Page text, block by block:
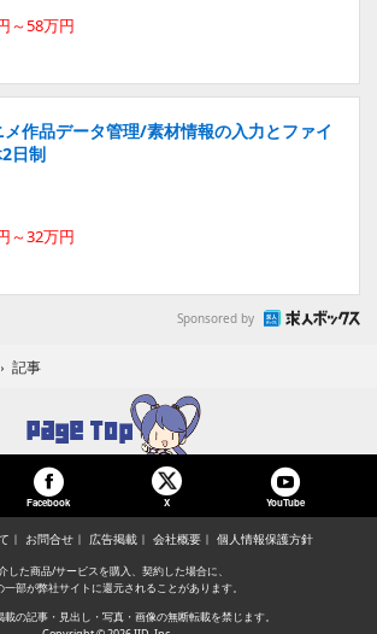
～58万円
作品データ管理/素材情報の入力とファイ
日制
～32万円
Sponsored by
› 記事
Facebook X YouTube
お問合せ 広告掲載 会社概要 個人情報保護方針
した商品/サービスを購入、契約した場合に、
一部が弊社サイトに還元されることがあります。
載の記事・見出し・写真・画像の無断転載を禁じます。